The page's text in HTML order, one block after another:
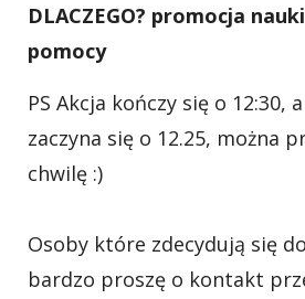
DLACZEGO? promocja
pomocy
PS Akcja kończy się o 12:30,
zaczyna się o 12.25, można
chwilę :)
Osoby które zdecydują się
bardzo proszę o kontakt